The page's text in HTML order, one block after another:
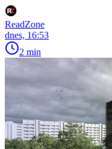
ReadZone
dnes, 16:53
2 min